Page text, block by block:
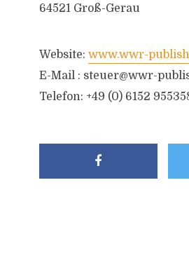
64521 Groß-Gerau
Website: www.wwr-
E-Mail : steuer@wwr-
Telefon: +49 (0) 6152